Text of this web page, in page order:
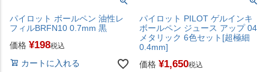
パイロット ボールペン 油性レ
フィルBRFN10 0.7mm 黒
価格 ¥198税込
カートに入れる
パイロット PILOT ゲルインキ
ボールペン ジュース アップ 04
メタリック 6色セット[超極細
0.4mm]
価格 ¥1,650税込